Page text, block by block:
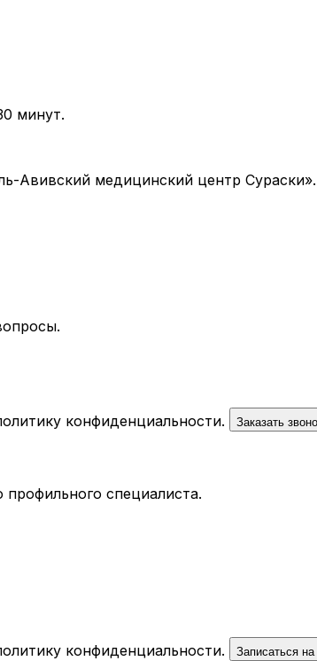
минут.
Авивский медицинский центр
конфиденциальности. Заказать
специалиста.
конфиденциальности. Записаться